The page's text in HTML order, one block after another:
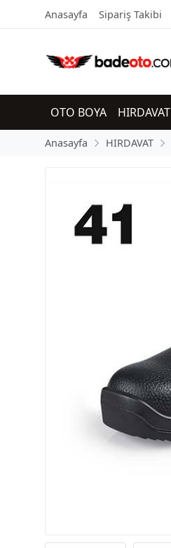
Anasayfa Sipariş Takibi
OTO BOYA HIRDAVAT
Anasayfa HIRDAVAT